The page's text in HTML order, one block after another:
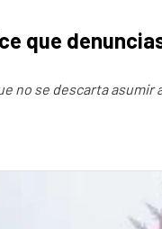
que
no se descarta